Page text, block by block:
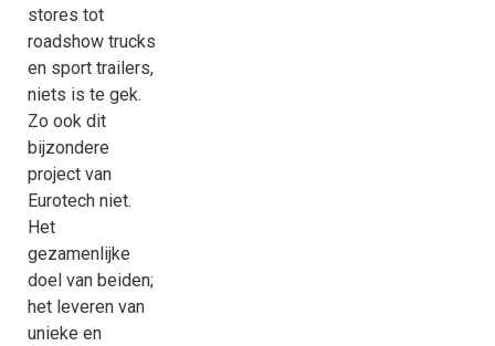
stores tot
roadshow trucks
en sport trailers,
niets is te gek.
Zo ook dit
bijzondere
project van
Eurotech niet.
Het
gezamenlijke
doel van beiden;
het leveren van
unieke en